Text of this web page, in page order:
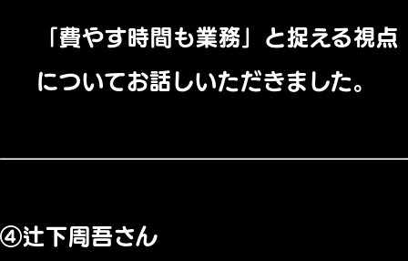
「費やす時間も業務」と捉える視点
についてお話しいただきました。
④辻下周吾さん